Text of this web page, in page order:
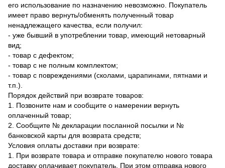
его использование по назначению невозможно. Покупатель
имеет право вернуть/обменять полученный товар
ненадлежащего качества, если получил:
- уже бывший в употреблении товар, имеющий нетоварный
вид;
- товар с дефектом;
- товар с не полным комплектом;
- товар с повреждениями (сколами, царапинами, пятнами и
т.п.).
Порядок действий при возврате товаров:
1. Позвоните нам и сообщите о намерении вернуть
оплаченный товар;
2. Сообщите № декларации посланной посылки и №
банковской карты для возврата средств;
Условия оплаты доставки при возврате:
1. При возврате товара и отправке покупателю нового товара
доставку оплачивает покупатель. При этом отправка нового